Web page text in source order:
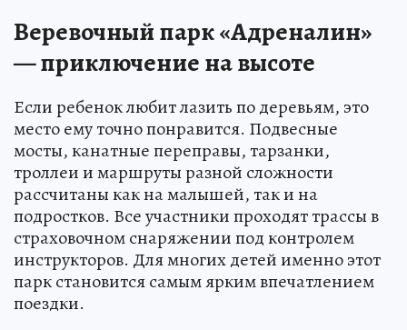
Веревочный парк «Адреналин»
— приключение на высоте
Если ребенок любит лазить по деревьям, это
место ему точно понравится. Подвесные
мосты, канатные переправы, тарзанки,
троллеи и маршруты разной сложности
рассчитаны как на малышей, так и на
подростков. Все участники проходят трассы в
страховочном снаряжении под контролем
инструкторов. Для многих детей именно этот
парк становится самым ярким впечатлением
поездки.